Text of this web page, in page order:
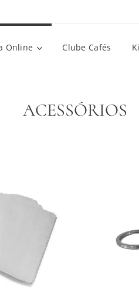
Online Clube Cafés
ACESSÓRIOS